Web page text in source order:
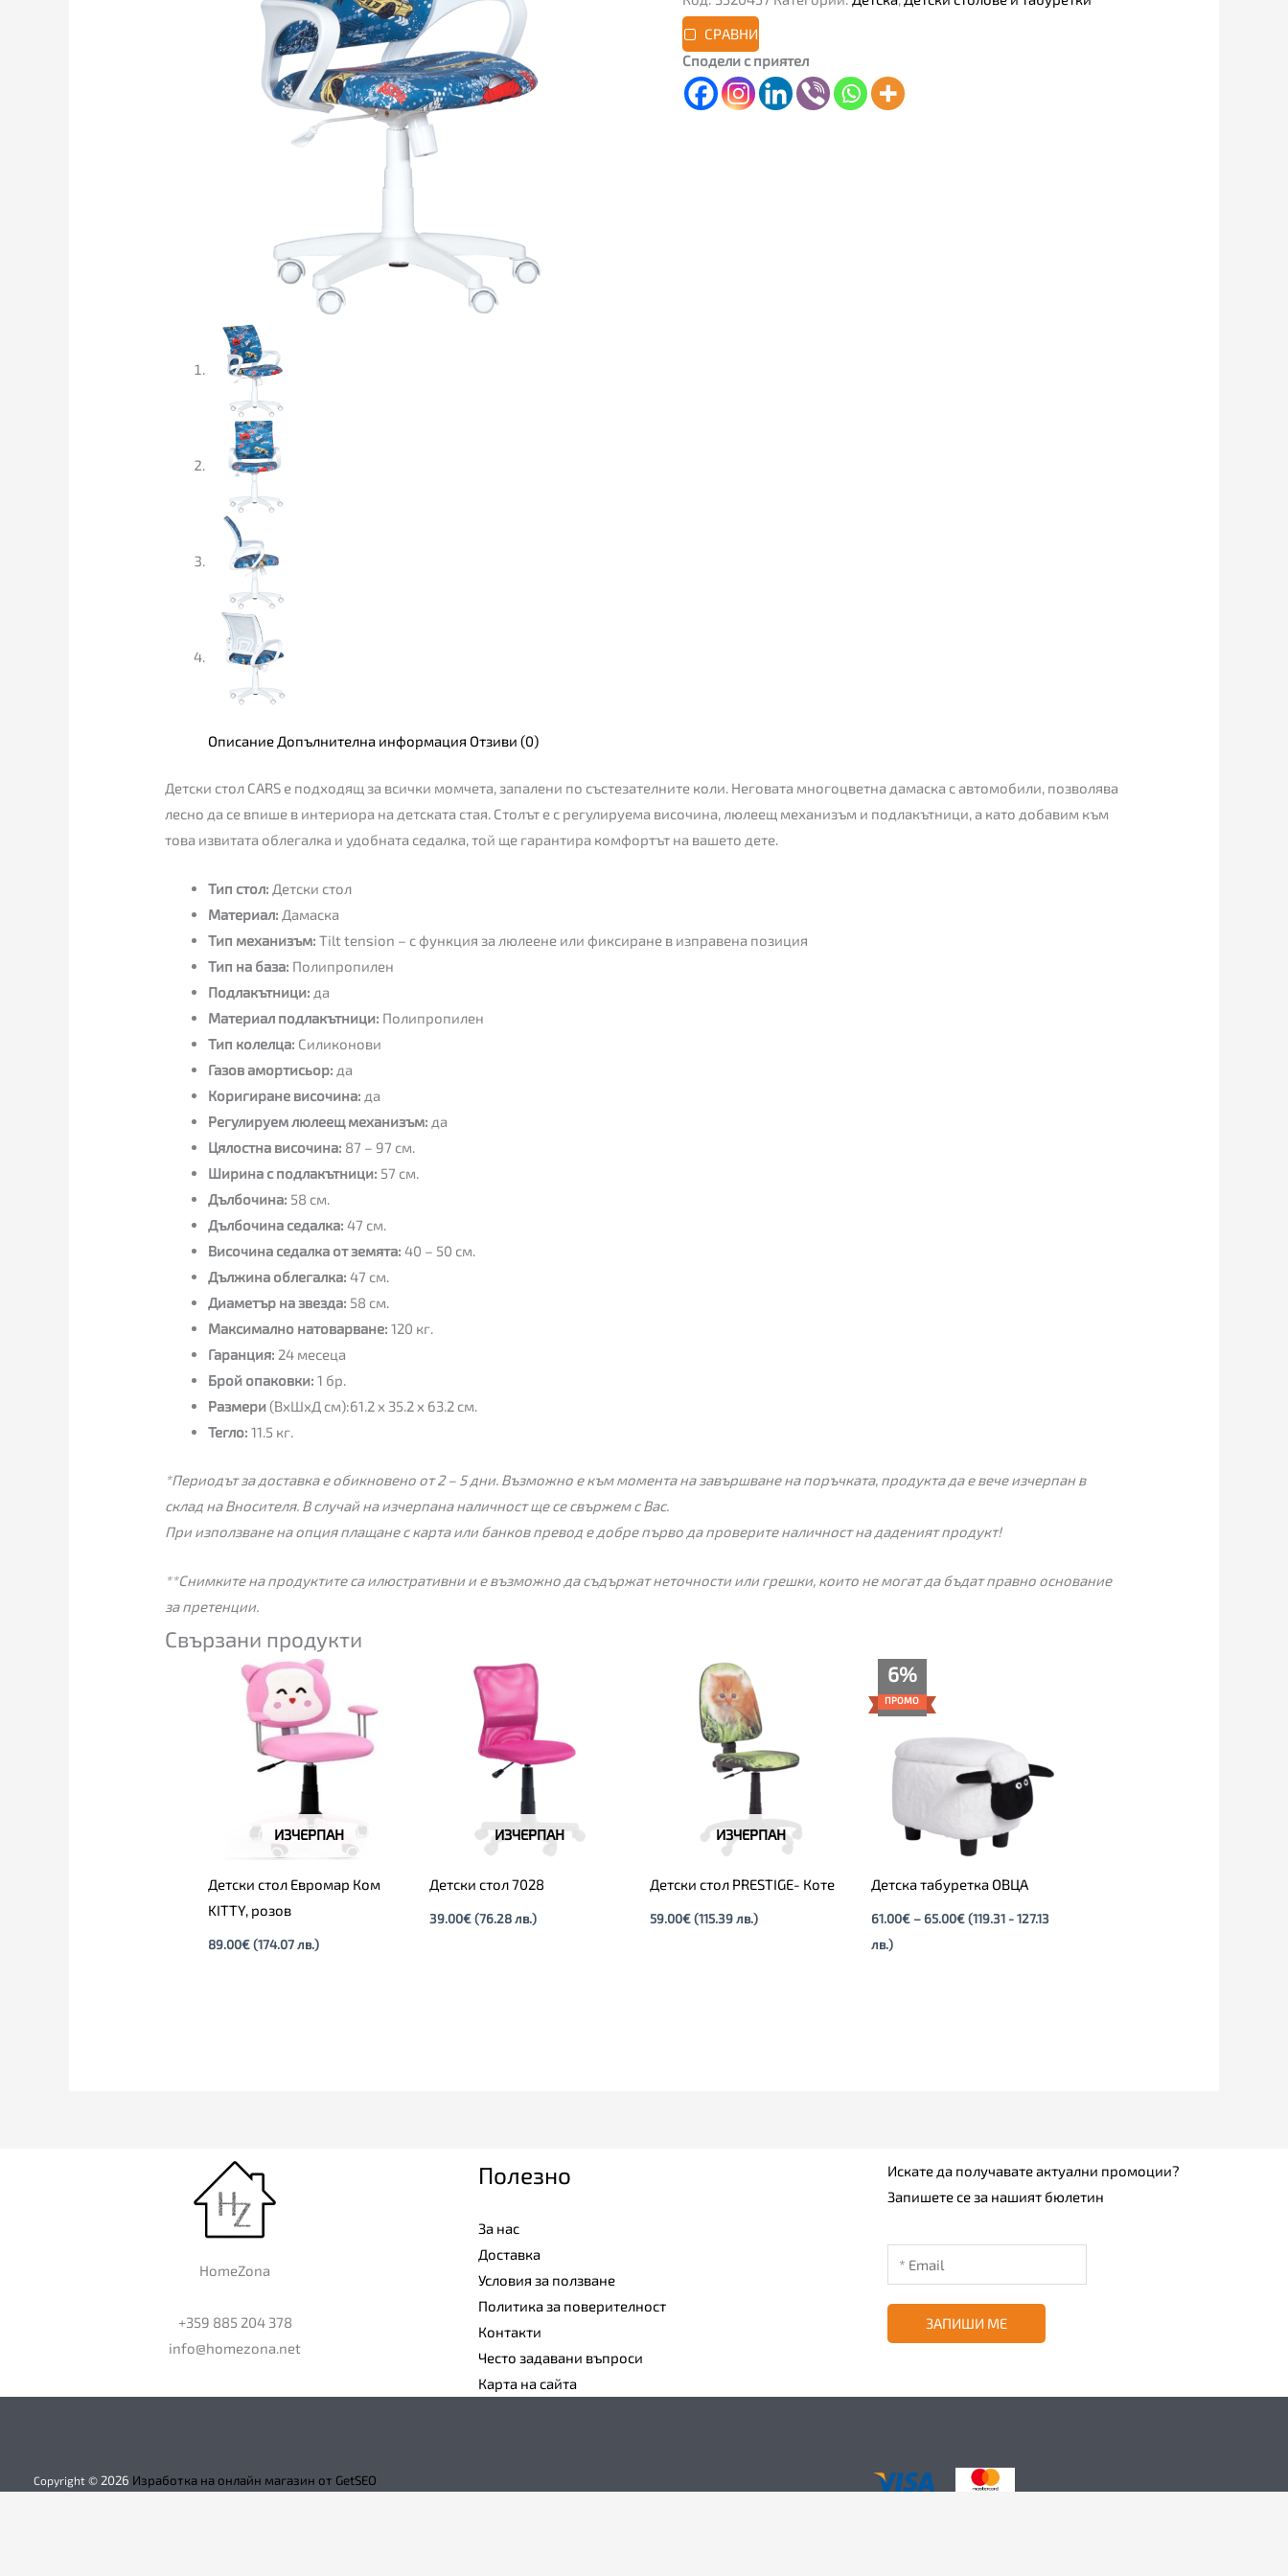
СРАВНИ
Сподели с приятел
Описание Допълнителна информация Отзиви (0)
Детски стол CARS е подходящ за всички момчета, запалени по състезателните коли. Неговата многоцветна дамаска с автомобили, позволява
лесно да се впише в интериора на детската стая. Столът е с регулируема височина, люлеещ механизъм и подлакътници, а като добавим към
това извитата облегалка и удобната седалка, той ще гарантира комфортът на вашето дете.
Тип стол: Детски стол
Материал: Дамаска
Тип механизъм: Tilt tension – с функция за люлеене или фиксиране в изправена позиция
Тип на база: Полипропилен
Подлакътници: да
Материал подлакътници: Полипропилен
Тип колелца: Силиконови
Газов амортисьор: да
Коригиране височина: да
Регулируем люлеещ механизъм: да
Цялостна височина: 87 – 97 см.
Ширина с подлакътници: 57 см.
Дълбочина: 58 см.
Дълбочина седалка: 47 см.
Височина седалка от земята: 40 – 50 см.
Дължина облегалка: 47 см.
Диаметър на звезда: 58 см.
Максимално натоварване: 120 кг.
Гаранция: 24 месеца
Брой опаковки: 1 бр.
Размери (ВхШхД см):61.2 x 35.2 x 63.2 см.
Тегло: 11.5 кг.
*Периодът за доставка е обикновено от 2 – 5 дни. Възможно е към момента на завършване на поръчката, продукта да е вече изчерпан в
склад на Вносителя. В случай на изчерпана наличност ще се свържем с Вас.
При използване на опция плащане с карта или банков превод е добре първо да проверите наличност на даденият продукт!
**Снимките на продуктите са илюстративни и е възможно да съдържат неточности или грешки, които не могат да бъдат правно основание
за претенции.
Свързани продукти
ИЗЧЕРПАН
Детски стол Евромар Ком
KITTY, розов
89.00€(174.07 лв.)
ИЗЧЕРПАН
Детски стол 7028
39.00€ (76.28 лв.)
ИЗЧЕРПАН
Детски стол PRESTIGE- Коте
59.00€(115.39 лв.)
6%
ПРОМО
Детска табуретка ОВЦА
61.00€ – 65.00€ (119.31 - 127.13
лв.)
HomeZona
+359 885 204 378
info@homezona.net
Полезно
За нас
Доставка
Условия за ползване
Политика за поверителност
Контакти
Често задавани въпроси
Карта на сайта
Искате да получавате актуални промоции?
Запишете се за нашият бюлетин
ЗАПИШИ МЕ
Copyright © 2026 Изработка на онлайн магазин от GetSEO